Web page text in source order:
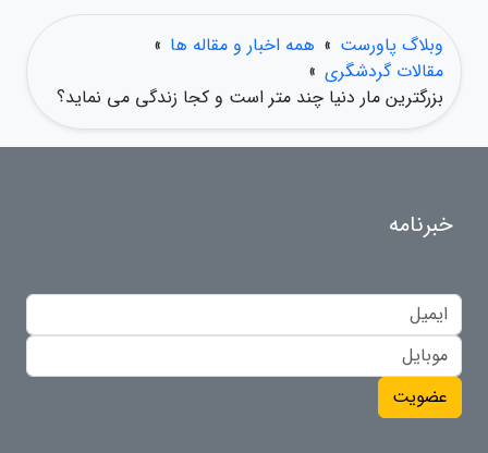
وبلاگ پاورست » همه اخبار و مقاله ها »
مقالات گردشگری »
بزرگترین مار دنیا چند متر است و کجا زندگی می نماید؟
خبرنامه
عضویت